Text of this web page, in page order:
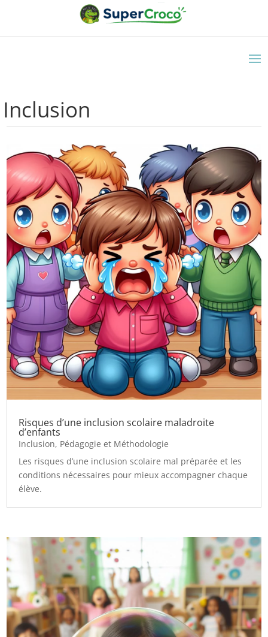
Inclusion
Risques d’une inclusion scolaire maladroite
d’enfants
Inclusion, Pédagogie et Méthodologie
Les risques d’une inclusion scolaire mal préparée et les
conditions nécessaires pour mieux accompagner chaque
élève.